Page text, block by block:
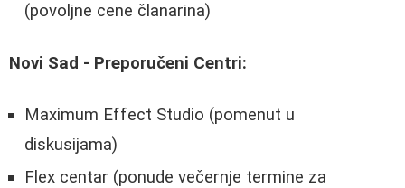
(povoljne cene članarina)
Novi Sad - Preporučeni Centri:
Maximum Effect Studio (pomenut u
diskusijama)
Flex centar (ponude večernje termine za